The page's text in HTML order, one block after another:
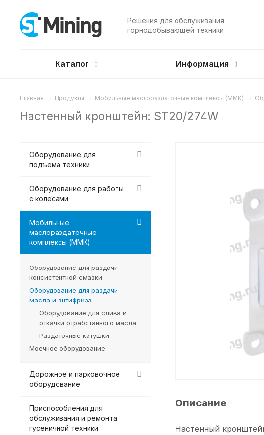
Решения для обслуживания
горнодобывающей техники
Каталог Информация
Главная Продукты Мобильные маслораздаточные комплексы (ММК)
Настенный кронштейн: ST20/274W
Описание
Настенный
Оборудование для
подъема техники
Оборудование для работы
с колесами
Мобильные
маслораздаточные
комплексы (ММК)
Оборудование для раздачи
консистентной смазки
Оборудование для раздачи
масла и антифриза
Оборудование для слива и
откачки отработанного масла
Раздаточные катушки
Моечное оборудование
Дорожное и парковочное
оборудование
Приспособления для
обслуживания и ремонта
гусеничной техники